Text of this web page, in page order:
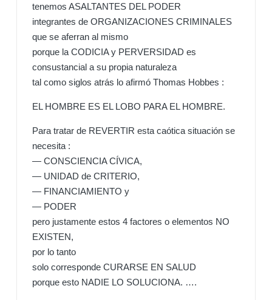
tenemos ASALTANTES DEL PODER
integrantes de ORGANIZACIONES CRIMINALES
que se aferran al mismo
porque la CODICIA y PERVERSIDAD es
consustancial a su propia naturaleza
tal como siglos atrás lo afirmó Thomas Hobbes :
EL HOMBRE ES EL LOBO PARA EL HOMBRE.
Para tratar de REVERTIR esta caótica situación se
necesita :
— CONSCIENCIA CÍVICA,
— UNIDAD de CRITERIO,
— FINANCIAMIENTO y
— PODER
pero justamente estos 4 factores o elementos NO
EXISTEN,
por lo tanto
solo corresponde CURARSE EN SALUD
porque esto NADIE LO SOLUCIONA. ….